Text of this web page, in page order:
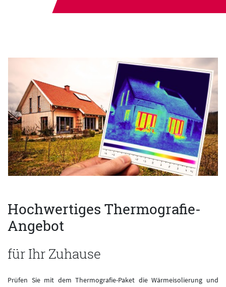
Hochwertiges Thermografie-
Angebot
für Ihr Zuhause
Prüfen Sie mit dem Thermografie-Paket die Wärmeisolierung und